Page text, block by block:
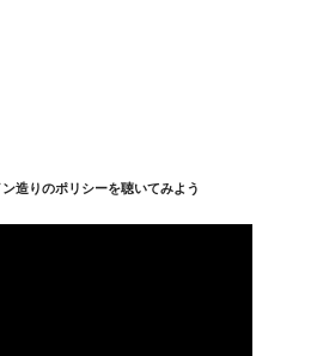
ン造りのポリシーを聴いてみよう